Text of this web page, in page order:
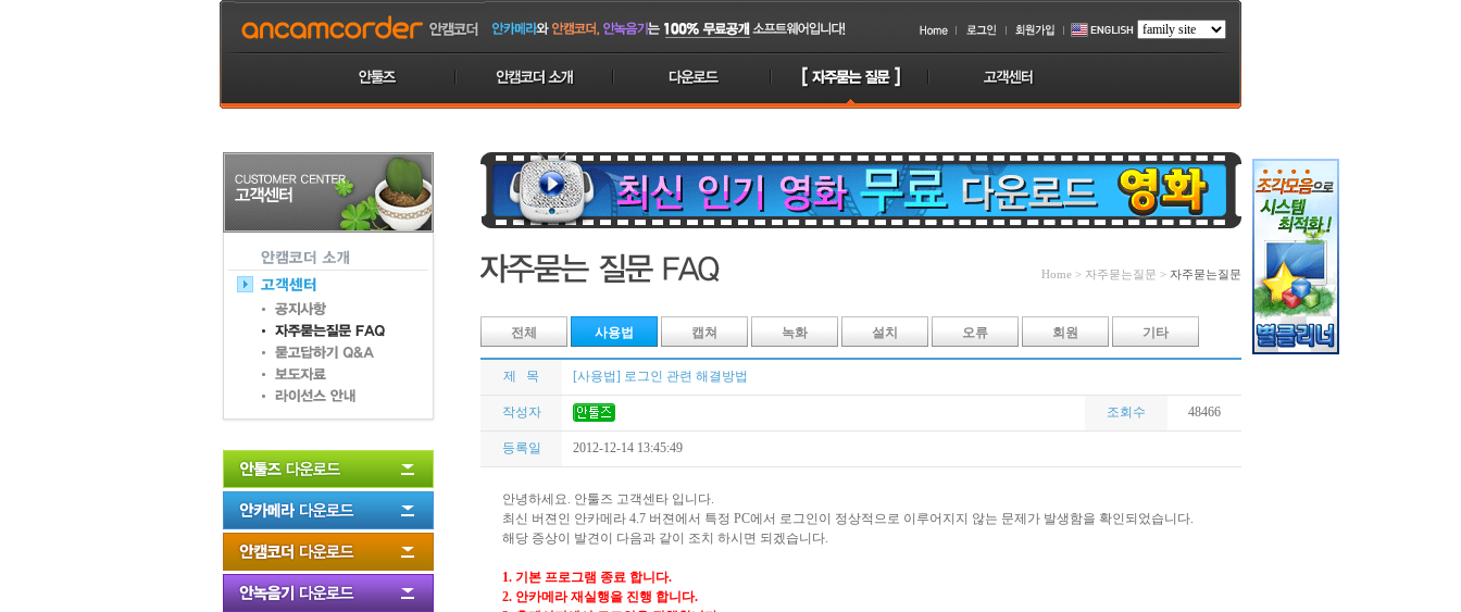
Home > 자주묻는질문 > 자주묻는질문
전체 사용법 캡쳐 녹화 설치 오류 회원 기타
제 목 [사용법] 로그인 관련 해결방법
작성자 조회수 48466
등록일 2012-12-14 13:45:49
안녕하세요. 안툴즈 고객센타 입니다.
최신 버젼인 안카메라 4.7 버젼에서 특정 PC에서 로그인이 정상적으로 이루어지지 않는 문제가 발생함을 확인되었습니다.
해당 증상이 발견이 다음과 같이 조치 하시면 되겠습니다.
1. 기본 프로그램 종료 합니다.
2. 안카메라 재실행을 진행 합니다.